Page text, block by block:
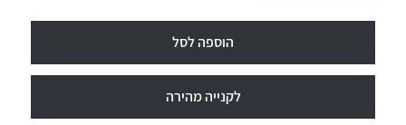
הוספה לסל
לקנייה מהירה